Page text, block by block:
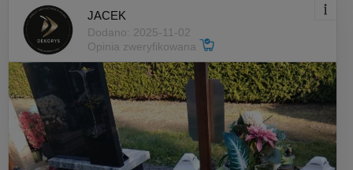
JACEK
Dodano: 2025-11-02
Opinia zweryfikowana